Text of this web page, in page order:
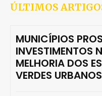
ÚLTIMOS
MUNICÍPIOS
INVESTIMENTOS
MELHORIA DOS
VERDES URBANOS